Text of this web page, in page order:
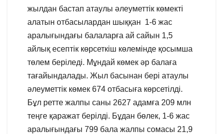
жылдан бастап атаулы әлеуметтік көмекті
алатын отбасылардан шыққан 1-6 жас
аралығындағы балаларға ай сайын 1,5
айлық есептік көрсеткіш көлемінде қосымша
төлем беріледі. Мұндай көмек әр балаға
тағайындалады. Жыл басынан бері атаулы
әлеуметтік көмек 674 отбасыға көрсетілді.
Бұл ретте жалпы саны 2627 адамға 209 млн
теңге қаражат берілді. Бұдан бөлек, 1-6 жас
аралығындағы 799 бала жалпы сомасы 21,9